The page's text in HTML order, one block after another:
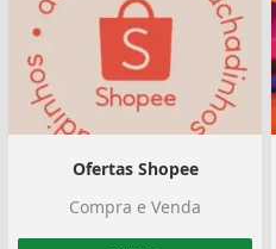
Ofertas Shopee
Compra e Venda